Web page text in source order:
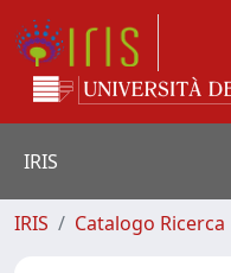
IRIS
IRIS Catalogo Ricerca